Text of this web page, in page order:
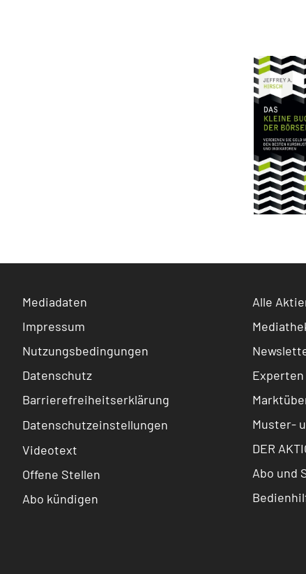
Mediadaten
Impressum
Nutzungsbedingungen
Datenschutz
Barrierefreiheitserklärung
Datenschutzeinstellungen
Videotext
Offene Stellen
Abo kündigen
Alle
Experten
Muster-
DER
Abo und